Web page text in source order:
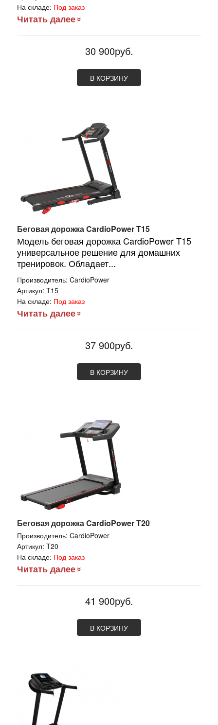
На складе: Под заказ
Читать далее
30 900руб.
В КОРЗИНУ
Беговая дорожка CardioPower T15
Модель беговая дорожка CardioPower T15
универсальное решение для домашних
тренировок. Обладает...
Производитель: CardioPower
Артикул: T15
На складе: Под заказ
Читать далее
37 900руб.
В КОРЗИНУ
Беговая дорожка CardioPower T20
Производитель: CardioPower
Артикул: T20
На складе: Под заказ
Читать далее
41 900руб.
В КОРЗИНУ